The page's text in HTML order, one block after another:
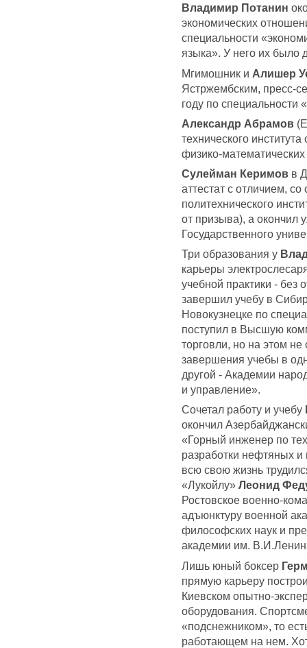
Владимир Потанин
экономических
специальности
языка». У него их было
Мгимошник и Алишер
Ястржембским, пресс-
году по
Александр Абрамов
технического
физико-математических
Сулейман Керимов в
аттестат с отличием, со
политехнического
от призыва), а окончил
Государственного
Три образования у
карьеры
учебной практики - без
завершил учебу в
Новокузнецке по
поступил в Высшую
торговли, но на этом не
завершения учебы в
другой - Академии
и управление».
Сочетал работу и учебу
окончил
«Горный инженер по
разработки нефтяных
всю свою жизнь
«Лукойлу» Леонид
Ростовское военно-
адъюнктуру военной
философских наук и
академии им.
Лишь юный боксер
прямую карьеру
Киевском опытно-
оборудования.
«подснежником», то
работающем на нем.